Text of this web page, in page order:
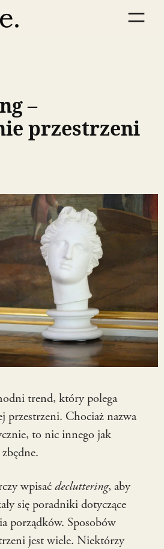
–
przestrzeni
trend, który polega
przestrzeni. Chociaż nazwa
to nic innego jak
wpisaćdecluttering, aby
się poradniki dotyczące
porządków. Sposobów
jest wiele. Niektórzy